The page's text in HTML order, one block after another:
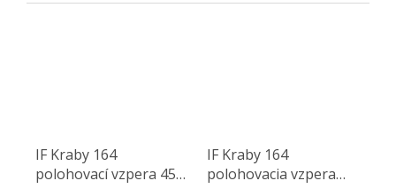
IF Kraby 164
polohovací vzpera 45N
IF Kraby 164
polohovacia vzpera